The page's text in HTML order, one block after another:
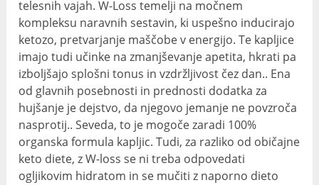
telesnih vajah. W-Loss temelji na močnem
kompleksu naravnih sestavin, ki uspešno inducirajo
ketozo, pretvarjanje maščobe v energijo. Te kapljice
imajo tudi učinke na zmanjševanje apetita, hkrati pa
izboljšajo splošni tonus in vzdržljivost čez dan.. Ena
od glavnih posebnosti in prednosti dodatka za
hujšanje je dejstvo, da njegovo jemanje ne povzroča
nasprotij.. Seveda, to je mogoče zaradi 100%
organska formula kapljic. Tudi, za razliko od običajne
keto diete, z W-loss se ni treba odpovedati
ogljikovim hidratom in se mučiti z naporno dieto